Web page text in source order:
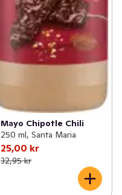
Mayo Chipotle Chili
250 ml, Santa Maria
25,00 kr
32,95 kr